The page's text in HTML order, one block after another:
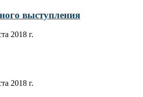
выступления
2018 г.
2018 г.